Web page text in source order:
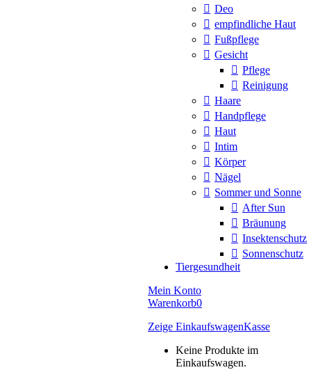
Deo
empfindliche Haut
Fußpflege
Gesicht
Pflege
Reinigung
Haare
Handpflege
Haut
Intim
Körper
Nägel
Sommer und Sonne
After Sun
Bräunung
Insektenschutz
Sonnenschutz
Tiergesundheit
Mein Konto
Warenkorb0
Zeige EinkaufswagenKasse
Keine Produkte im
Einkaufswagen.